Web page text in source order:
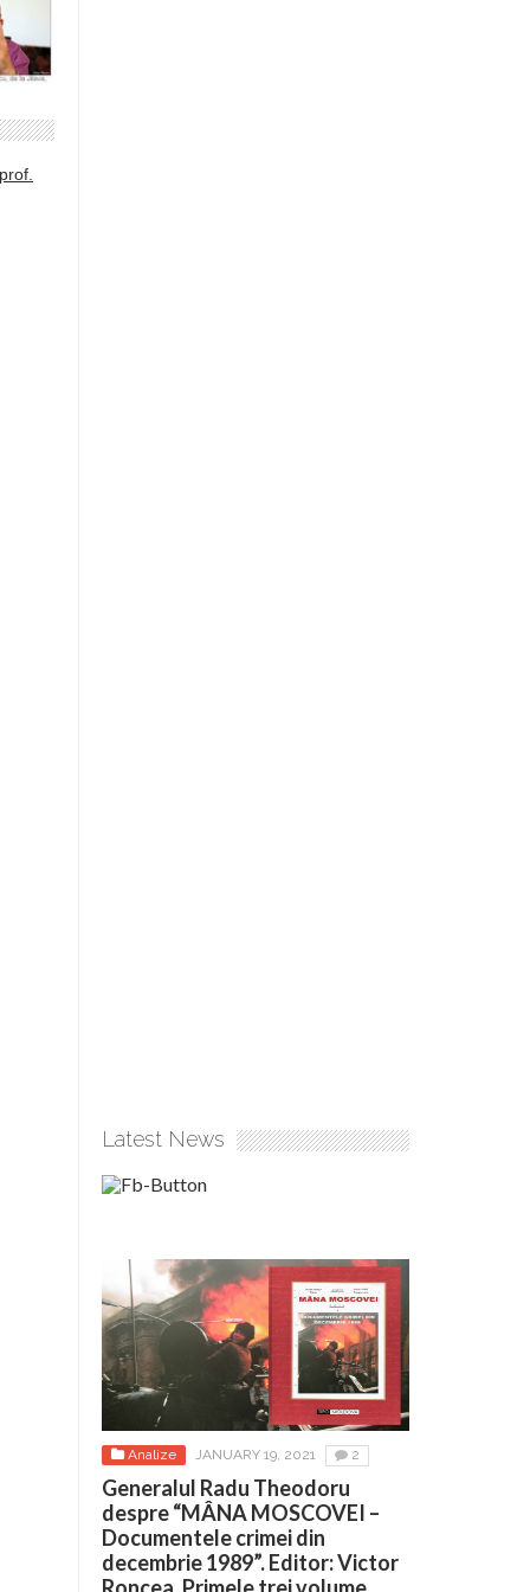
Latest News
Analize JANUARY 19, 2021 2
Generalul Radu Theodoru
despre “MÂNA MOSCOVEI –
Documentele crimei din
decembrie 1989”. Editor: Victor